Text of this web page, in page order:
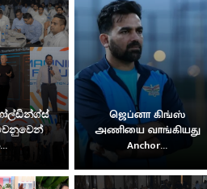
ஜெப்னா கிங்ஸ்
அணியை வாங்கியது
Anchor...